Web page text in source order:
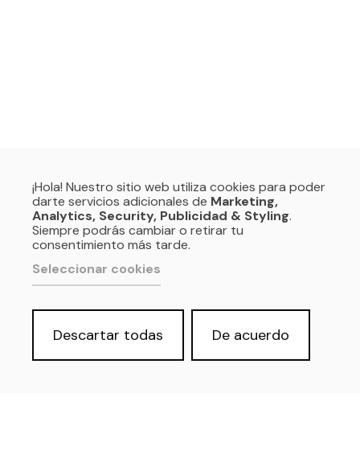
¡Hola! Nuestro sitio web utiliza cookies para poder
darte servicios adicionales de Marketing,
Analytics, Security, Publicidad & Styling.
Siempre podrás cambiar o retirar tu
consentimiento más tarde.
Seleccionar cookies
Descartar todas De acuerdo